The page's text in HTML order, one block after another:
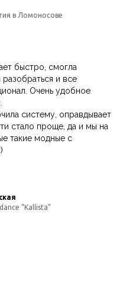
в Ломоносове
быстро, смогла
и все
Очень удобное
систему, оправдывает
стало проще, да и мы на
такие модные с
“Kallista”